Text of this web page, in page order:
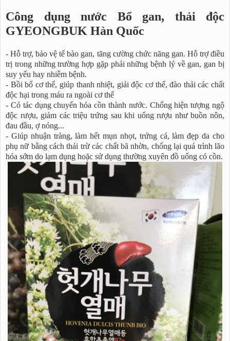
Công dụng nước Bổ gan, thải độc
GYEONGBUK Hàn Quốc
- Hỗ trợ, bảo vệ tế bào gan, tăng cường chức năng gan. Hỗ trợ điều
trị trong những trường hợp gặp phải những bệnh lý về gan, gan bị
suy yếu hay nhiễm bệnh.
- Bồi bổ cơ thể, giúp thanh nhiệt, giải độc cơ thể, đào thải các chất
độc hại trong máu ra ngoài cơ thể
- Có tác dụng chuyển hóa cồn thành nước. Chống hiện tượng ngộ
độc rượu, giảm các triệu trứng sau khi uống rượu như buồn nôn,
đau đầu, ợ nóng...
- Giúp nhuận tràng, làm hết mụn nhọt, trứng cá, làm đẹp da cho
phụ nữ bằng cách thải trừ các chất bã nhờn, chống lại quá trình lão
hóa sớm do lạm dụng hoặc sử dụng thường xuyên đồ uống có cồn.